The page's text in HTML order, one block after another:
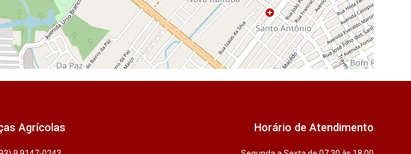
Agrícolas Horário de Atendimento